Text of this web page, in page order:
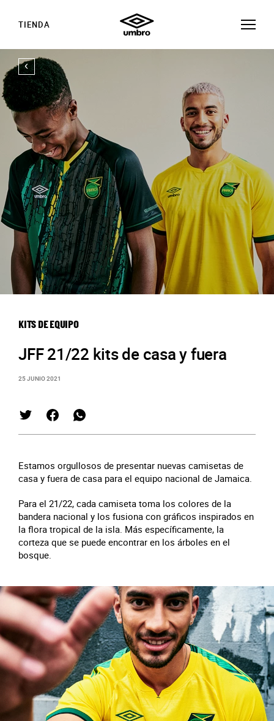
TIENDA
KITS DE EQUIPO
JFF 21/22 kits de casa y fuera
25 JUNIO 2021
Estamos orgullosos de presentar nuevas camisetas de
casa y fuera de casa para el equipo nacional de Jamaica.
Para el 21/22, cada camiseta toma los colores de la
bandera nacional y los fusiona con gráficos inspirados en
la flora tropical de la isla. Más específicamente, la
corteza que se puede encontrar en los árboles en el
bosque.